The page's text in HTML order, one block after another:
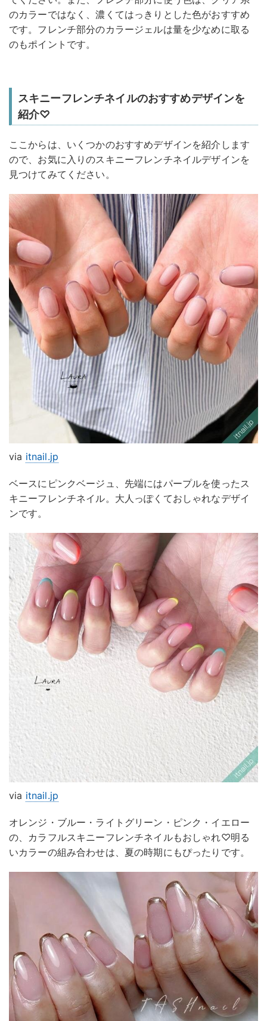
のカラーではなく、濃くてはっきりとした色がおすすめ
です。フレンチ部分のカラージェルは量を少なめに取る
のもポイントです。
スキニーフレンチネイルのおすすめデザインを
紹介♡
ここからは、いくつかのおすすめデザインを紹介します
ので、お気に入りのスキニーフレンチネイルデザインを
見つけてみてください。
via itnail.jp
ベースにピンクベージュ、先端にはパープルを使ったス
キニーフレンチネイル。大人っぽくておしゃれなデザイ
ンです。
via itnail.jp
オレンジ・ブルー・ライトグリーン・ピンク・イエロー
の、カラフルスキニーフレンチネイルもおしゃれ♡明る
いカラーの組み合わせは、夏の時期にもぴったりです。